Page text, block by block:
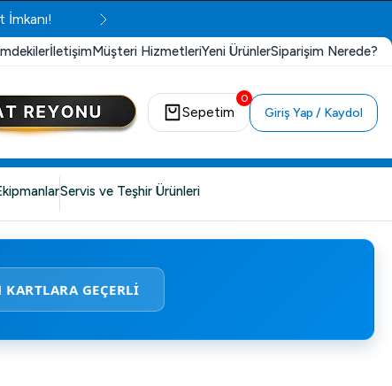
İletişimMüşteri HizmetleriYeni ÜrünlerSiparişim Nerede?
0
Sepetim Giriş Yap / Kaydol
Servis ve Teşhir Ürünleri
KARTLARA GEÇERLİ